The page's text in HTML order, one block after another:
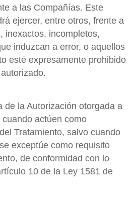
a las Compañías. Este
ejercer, entre otros, frente a
inexactos, incompletos,
induzcan a error, o aquellos
esté expresamente prohibido
de la Autorización otorgada a
actúen como
Tratamiento, salvo cuando
exceptúe como requisito
de conformidad con lo
10 de la Ley 1581 de